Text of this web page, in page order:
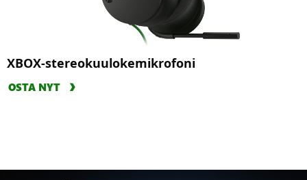
XBOX-stereokuulokemikrofoni
OSTA NYT